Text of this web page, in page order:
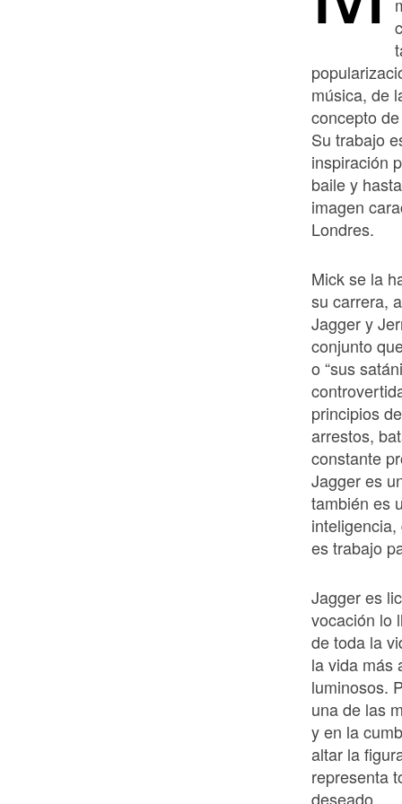
música, de
concepto
Su trabajo
inspiración
baile y
imagen
Londres.
Mick se la
su carrera,
Jagger y
conjunto
o “sus
principios
arrestos,
constante
Jagger es
también es
es trabajo
Jagger es
vocación lo
de toda la
la vida más
luminosos.
una de las
y en la
altar la
representa
deseado.